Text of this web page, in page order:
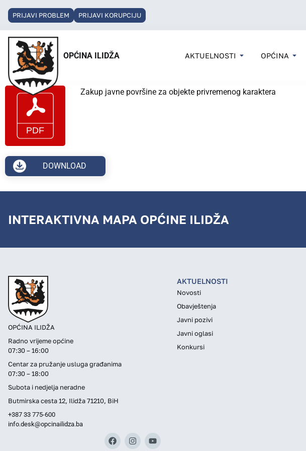
PRIJAVI PROBLEM PRIJAVI KORUPCIJU
OPĆINA ILIDŽA AKTUELNOSTI OPĆINA
Zakup javne površine za objekte privremenog karaktera
DOWNLOAD
INTERAKTIVNA MAPA OPĆINE ILIDŽA
OPĆINA ILIDŽA
Radno vrijeme općine
07:30 – 16:00
Centar za pružanje usluga građanima
07:30 – 18:00
Subota i nedjelja neradne
Butmirska cesta 12, Ilidža 71210, BiH
+387 33 775-600
info.desk@opcinailidza.ba
AKTUELNOSTI
Novosti
Obavještenja
Javni pozivi
Javni oglasi
Konkursi